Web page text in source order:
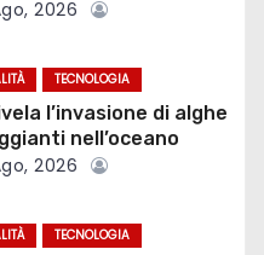
2026
TECNOLOGIA
l’invasione di alghe
nell’oceano
2026
TECNOLOGIA